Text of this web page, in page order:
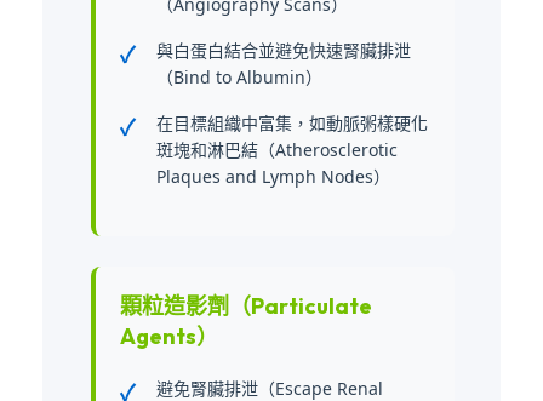
與白蛋白結合並避免快速腎臟排泄
（Bind to Albumin）
在目標組織中富集，如動脈粥樣硬化
斑塊和淋巴結（Atherosclerotic
Plaques and Lymph Nodes）
顆粒造影劑（Particulate
Agents）
避免腎臟排泄（Escape Renal